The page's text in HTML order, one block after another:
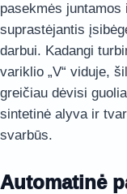
pasekmės
suprastėjantis
darbui. Kadangi
variklio „V“ viduje,
greičiau dėvisi
sintetinė alyva ir
svarbūs.
Automatinė